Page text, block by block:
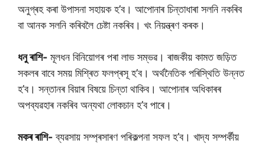
অনুগ্ৰহ কৰা উপাসনা সহায়ক হ’ব। আপোনাৰ চিন্তাধাৰা সলনি নকৰিব
বা আনক সলনি কৰিবলৈ চেষ্টা নকৰিব। খং নিয়ন্ত্ৰণ কৰক।
ধনু ৰাশি- মূলধন বিনিয়োগৰ পৰা লাভ সম্ভৱ। ৰাজকীয় কামত জড়িত
সকলৰ বাবে সময় মিশ্ৰিত ফলপ্ৰসূ হ’ব। অৰ্থনৈতিক পৰিস্থিতি উন্নত
হ’ব। সন্তানৰ বিয়াৰ বিষয়ে চিন্তা থাকিব। আপোনাৰ অধিকাৰৰ
অপব্যৱহাৰ নকৰিব অন্যথা লোকচান হ’ব পাৰে।
মকৰ ৰাশি-ব্যৱসায় সম্প্ৰসাৰণ পৰিকল্পনা সফল হ’ব। খাদ্য সম্পৰ্কীয়